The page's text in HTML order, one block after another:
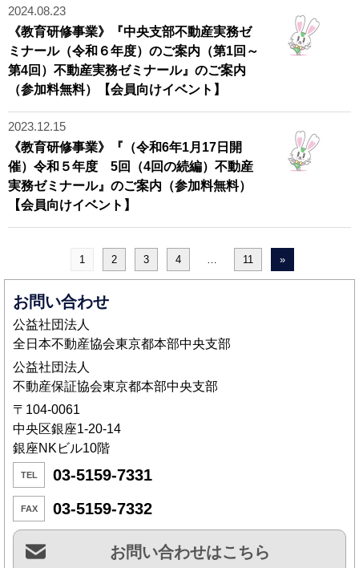
お問い合わせ
公益社団法人
全日本不動産協会東京都本部中央支部
公益社団法人
不動産保証協会東京都本部中央支部
〒104-0061
中央区銀座1-20-14
銀座NKビル10階
TEL 03-5159-7331
FAX 03-5159-7332
お問い合わせはこちら
2024.08.23
《教育研修事業》『中央支部不動産実務ゼ
ミナール（令和６年度）のご案内（第1回～
第4回）不動産実務ゼミナール』のご案内
（参加料無料）【会員向けイベント】
2023.12.15
《教育研修事業》『（令和6年1月17日開
催）令和５年度 5回（4回の続編）不動産
実務ゼミナール』のご案内（参加料無料）
【会員向けイベント】
1 2 3 4 … 11 »